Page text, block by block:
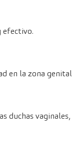
efectivo.
en la zona
duchas